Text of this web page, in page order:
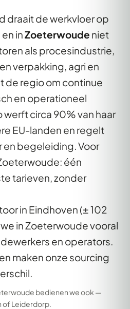
draait de werkvloer op
inZoeterwoude niet
als procesindustrie,
verpakking, agri en
de regio om continue
en operationeel
werft circa 90% van haar
EU-landen en regelt
en begeleiding. Voor
één
tarieven, zonder
in Eindhoven (± 102
in Zoeterwoude vooral
en operators.
maken onze sourcing
bedienen we ook —
of Leiderdorp.